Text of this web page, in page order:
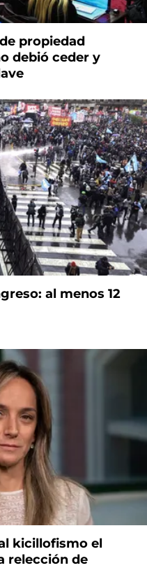
propiedad
debió ceder y
al menos 12
kicillofismo el
relección de